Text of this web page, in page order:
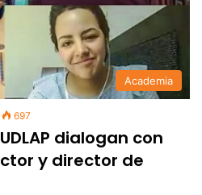
Academia
697
dialogan con
y director de